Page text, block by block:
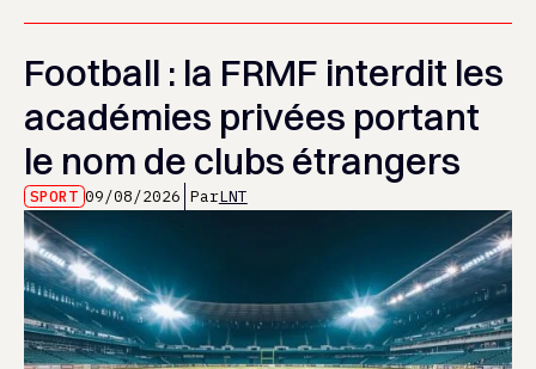
Football : la FRMF interdit les
académies privées portant
le nom de clubs étrangers
SPORT 09/08/2026 ParLNT